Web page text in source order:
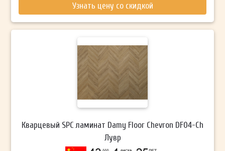
Узнать цену со скидкой
Кварцевый SPC ламинат Damy Floor Chevron DF04-Ch
Лувр